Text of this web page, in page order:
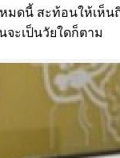
มดนี้ สะท้อนให้เห็น
จะเป็นวัยใดก็ตาม